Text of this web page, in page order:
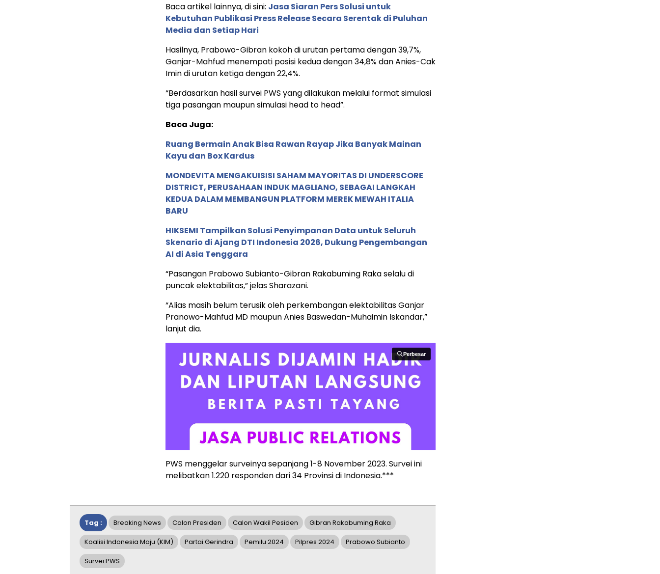
Baca artikel lainnya, di sini: Jasa Siaran Pers Solusi untuk
Kebutuhan Publikasi Press Release Secara Serentak di Puluhan
Media dan Setiap Hari
Hasilnya, Prabowo-Gibran kokoh di urutan pertama dengan 39,7%,
Ganjar-Mahfud menempati posisi kedua dengan 34,8% dan Anies-Cak
Imin di urutan ketiga dengan 22,4%.
“Berdasarkan hasil survei PWS yang dilakukan melalui format simulasi
tiga pasangan maupun simulasi head to head”.
Baca Juga:
Ruang Bermain Anak Bisa Rawan Rayap Jika Banyak Mainan
Kayu dan Box Kardus
MONDEVITA MENGAKUISISI SAHAM MAYORITAS DI UNDERSCORE
DISTRICT, PERUSAHAAN INDUK MAGLIANO, SEBAGAI LANGKAH
KEDUA DALAM MEMBANGUN PLATFORM MEREK MEWAH ITALIA
BARU
HIKSEMI Tampilkan Solusi Penyimpanan Data untuk Seluruh
Skenario di Ajang DTI Indonesia 2026, Dukung Pengembangan
AI di Asia Tenggara
“Pasangan Prabowo Subianto-Gibran Rakabuming Raka selalu di
puncak elektabilitas,” jelas Sharazani.
“Alias masih belum terusik oleh perkembangan elektabilitas Ganjar
Pranowo-Mahfud MD maupun Anies Baswedan-Muhaimin Iskandar,”
lanjut dia.
Perbesar
Perbesar
PWS menggelar surveinya sepanjang 1-8 November 2023. Survei ini
melibatkan 1.220 responden dari 34 Provinsi di Indonesia.***
Tag : Breaking News Calon Presiden Calon Wakil Pesiden Gibran Rakabuming Raka
Koalisi Indonesia Maju (KIM) Partai Gerindra Pemilu 2024 Pilpres 2024 Prabowo Subianto
Survei PWS